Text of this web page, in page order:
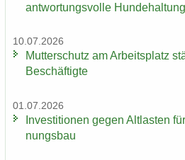
ant­wor­tungs­vol­le Hun­de­hal­tung
10.07.2026
Mut­ter­schutz am Ar­beits­platz
Be­schäf­tig­te
01.07.2026
In­ves­ti­tio­nen gegen Alt­las­ten
nungs­bau